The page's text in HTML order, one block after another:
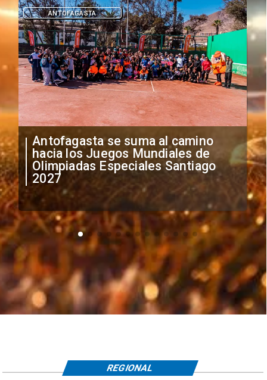
Antofagasta se suma al camino
hacia los Juegos Mundiales de
Olimpiadas Especiales Santiago
2027
ANTOFAGASTA
REGIONAL